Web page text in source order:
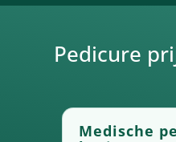
Pedicure
Medische